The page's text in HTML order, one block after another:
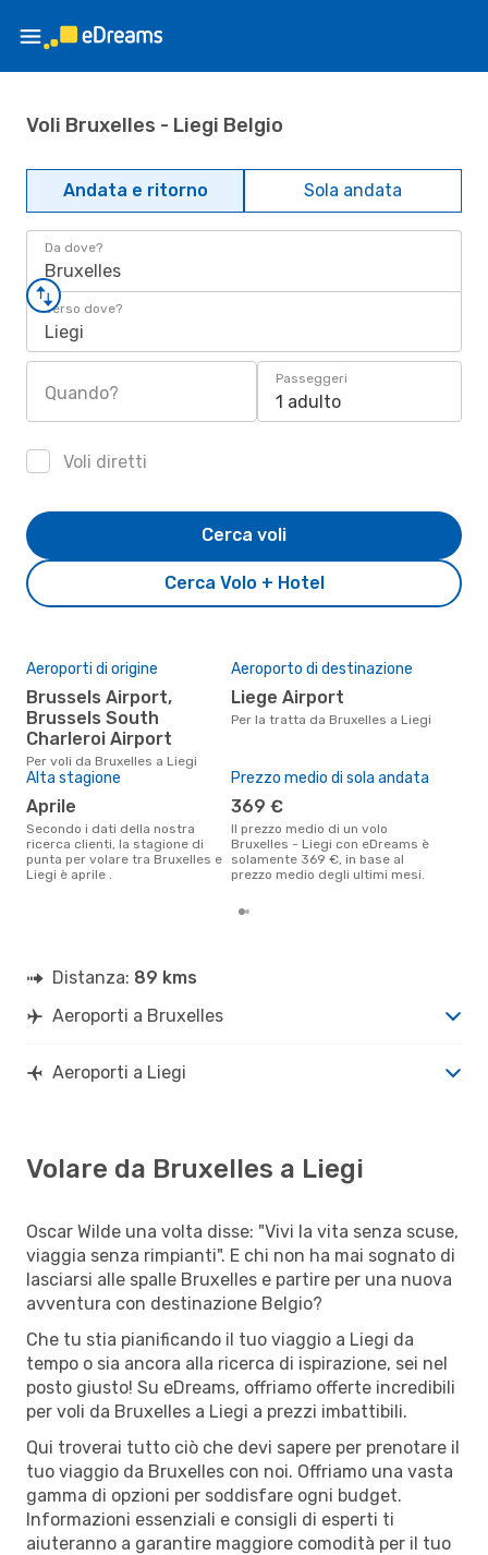
Voli Bruxelles - Liegi Belgio
Andata e ritorno Sola andata
Da dove?
Bruxelles
Verso dove?
Liegi
Quando?
Passeggeri
1 adulto
Voli diretti
Cerca Volo + Hotel
Cerca voli
Aeroporti di origine
Brussels Airport,
Brussels South
Charleroi Airport
Per voli da Bruxelles a Liegi
Aeroporto di destinazione
Liege Airport
Per la tratta da Bruxelles a Liegi
Alta stagione
aprile
Secondo i dati della nostra
ricerca clienti, la stagione di
punta per volare tra Bruxelles e
Liegi è aprile .
Prezzo medio di sola andata
369 €
Il prezzo medio di un volo
Bruxelles - Liegi con eDreams è
solamente 369 €, in base al
prezzo medio degli ultimi mesi.
Distanza: 89 kms
Aeroporti a Bruxelles
Aeroporti a Liegi
Volare da Bruxelles a Liegi
Oscar Wilde una volta disse: "Vivi la vita senza scuse,
viaggia senza rimpianti". E chi non ha mai sognato di
lasciarsi alle spalle Bruxelles e partire per una nuova
avventura con destinazione Belgio?
Che tu stia pianificando il tuo viaggio a Liegi da
tempo o sia ancora alla ricerca di ispirazione, sei nel
posto giusto! Su eDreams, offriamo offerte incredibili
per voli da Bruxelles a Liegi a prezzi imbattibili.
Qui troverai tutto ciò che devi sapere per prenotare il
tuo viaggio da Bruxelles con noi. Offriamo una vasta
gamma di opzioni per soddisfare ogni budget.
Informazioni essenziali e consigli di esperti ti
aiuteranno a garantire maggiore comodità per il tuo